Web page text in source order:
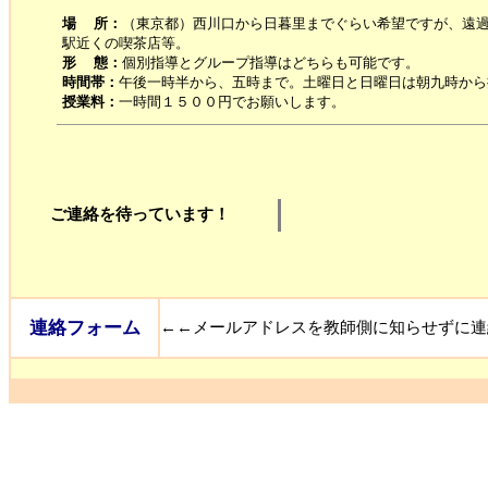
場 所：
（東京都）西川口から日暮里までぐらい希望ですが、遠
駅近くの喫茶店等。
形 態： 個別指導とグループ指導はどちらも可能です。
時間帯： 午後一時半から、五時まで。土曜日と日曜日は朝九時か
授業料： 一時間１５００円でお願いします。
ご連絡を待っています！
連絡フォーム ←←メールアドレスを教師側に知らせずに